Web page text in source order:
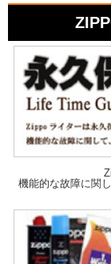
機能的な故障に関